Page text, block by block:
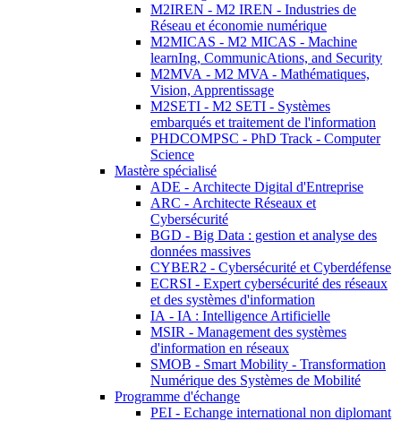
M2IREN - M2 IREN - Industries de
Réseau et économie numérique
M2MICAS - M2 MICAS - Machine
learnIng, CommunicAtions, and Security
M2MVA - M2 MVA - Mathématiques,
Vision, Apprentissage
M2SETI - M2 SETI - Systèmes
embarqués et traitement de l'information
PHDCOMPSC - PhD Track - Computer
Science
Mastère spécialisé
ADE - Architecte Digital d'Entreprise
ARC - Architecte Réseaux et
Cybersécurité
BGD - Big Data : gestion et analyse des
données massives
CYBER2 - Cybersécurité et Cyberdéfense
ECRSI - Expert cybersécurité des réseaux
et des systèmes d'information
IA - IA : Intelligence Artificielle
MSIR - Management des systèmes
d'information en réseaux
SMOB - Smart Mobility - Transformation
Numérique des Systèmes de Mobilité
Programme d'échange
PEI - Echange international non diplomant